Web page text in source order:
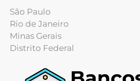
São Paulo
Rio de Janeiro
Minas Gerais
Distrito Federal